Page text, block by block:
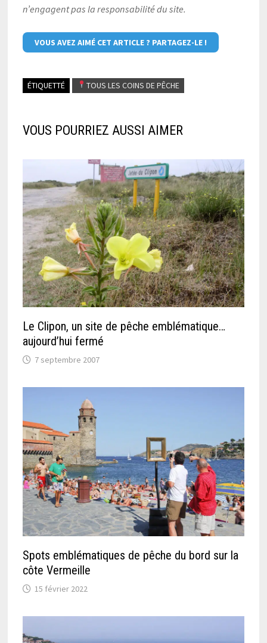
n’engagent pas la responsabilité du site.
VOUS AVEZ AIMÉ CET ARTICLE ? PARTAGEZ-LE !
ÉTIQUETTÉ TOUS LES COINS DE PÊCHE
VOUS POURRIEZ AUSSI AIMER
Le Clipon, un site de pêche emblématique…
aujourd’hui fermé
7 septembre 2007
Spots emblématiques de pêche du bord sur la
côte Vermeille
15 février 2022